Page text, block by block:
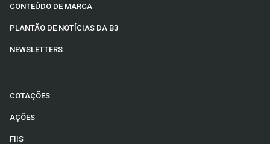
CONTEÚDO DE MARCA
PLANTÃO DE NOTÍCIAS DA B3
NEWSLETTERS
COTAÇÕES
AÇÕES
FIIS